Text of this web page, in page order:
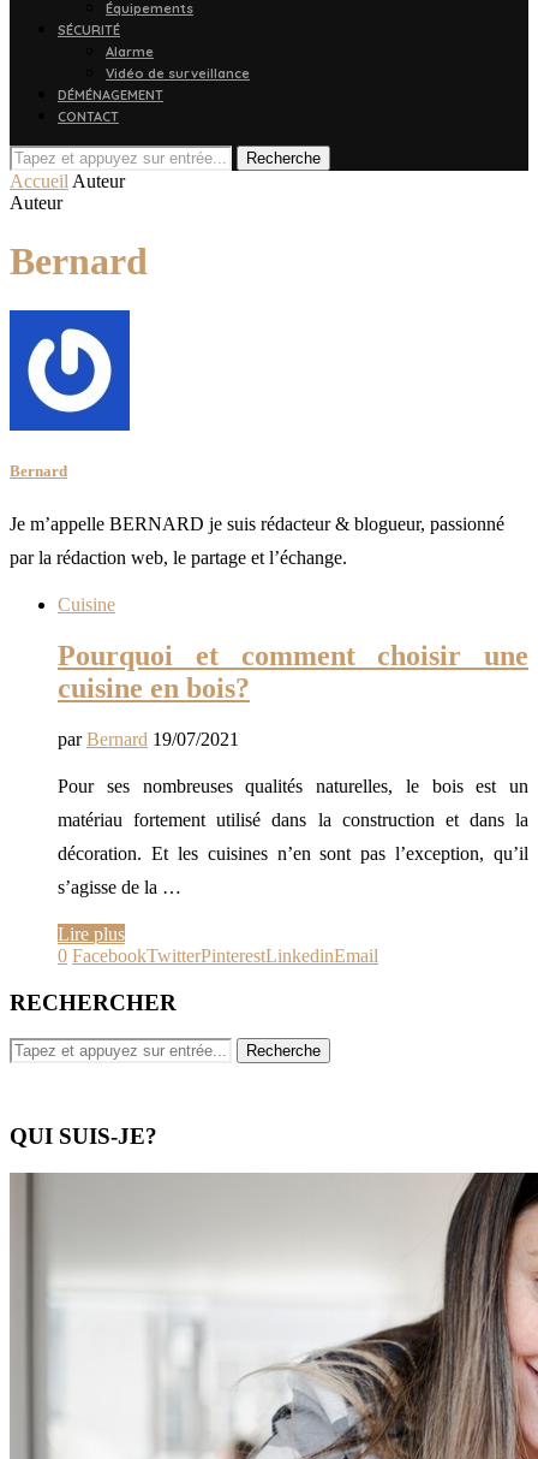
Équipements
SÉCURITÉ
Alarme
Vidéo de surveillance
DÉMÉNAGEMENT
CONTACT
Recherche
Accueil Auteur
Auteur
Bernard
Bernard
Je m’appelle BERNARD je suis rédacteur & blogueur, passionné
par la rédaction web, le partage et l’échange.
Cuisine
Pourquoi et comment choisir une
cuisine en bois?
parBernard 19/07/2021
Pour ses nombreuses qualités naturelles, le bois est un
matériau fortement utilisé dans la construction et dans la
décoration. Et les cuisines n’en sont pas l’exception, qu’il
s’agisse de la …
Lire plus
0 FacebookTwitterPinterestLinkedinEmail
RECHERCHER
QUI SUIS-JE?